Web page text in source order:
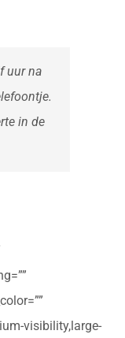
uur na
in de
visibility,large-